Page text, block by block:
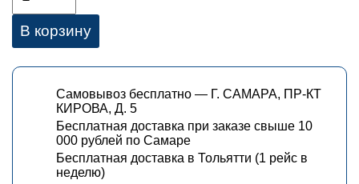
В корзину
Самовывоз бесплатно — Г. САМАРА, ПР-КТ
КИРОВА, Д. 5
Бесплатная доставка при заказе свыше 10
000 рублей по Самаре
Бесплатная доставка в Тольятти (1 рейс в
неделю)